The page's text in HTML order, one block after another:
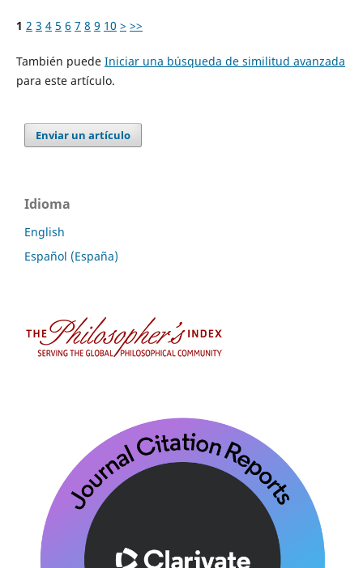
1 2 3 4 5 6 7 8 9 10 > >>
También puede Iniciar una búsqueda de similitud avanzada
para este artículo.
Enviar un artículo
Idioma
English
Español (España)